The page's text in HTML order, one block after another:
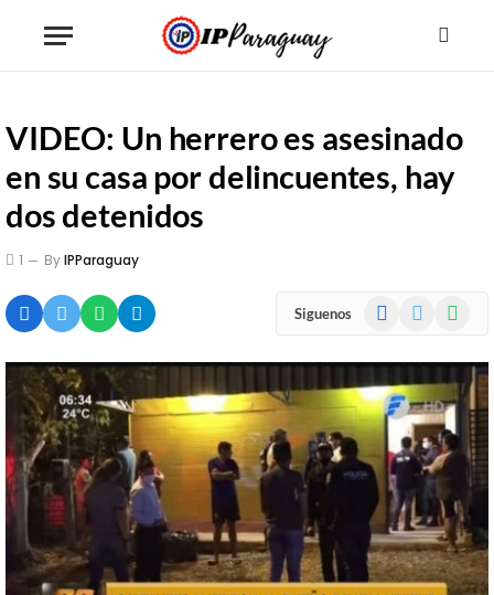
VIDEO: Un herrero es asesinado
en su casa por delincuentes, hay
dos detenidos
1 ByIPParaguay
Siguenos Facebook